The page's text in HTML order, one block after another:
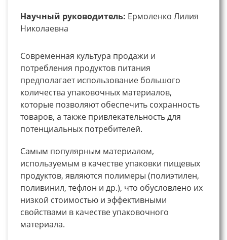
Научный руководитель: Ермоленко Лилия
Николаевна
Современная культура продажи и
потребления продуктов питания
предполагает использование большого
количества упаковочных материалов,
которые позволяют обеспечить сохранность
товаров, а также привлекательность для
потенциальных потребителей.
Самым популярным материалом,
используемым в качестве упаковки пищевых
продуктов, являются полимеры (полиэтилен,
поливинил, тефлон и др.), что обусловлено их
низкой стоимостью и эффективными
свойствами в качестве упаковочного
материала.